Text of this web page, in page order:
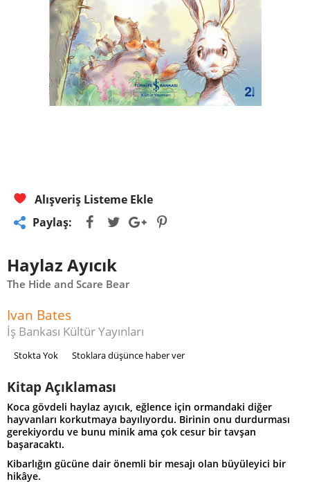
Alışveriş Listeme Ekle
Paylaş:
Haylaz Ayıcık
The Hide and Scare Bear
Ivan Bates
İş Bankası Kültür Yayınları
Stokta Yok Stoklara düşünce haber ver
Kitap Açıklaması
Koca gövdeli haylaz ayıcık, eğlence için ormandaki diğer
hayvanları korkutmaya bayılıyordu. Birinin onu durdurması
gerekiyordu ve bunu minik ama çok cesur bir tavşan
başaracaktı.
Kibarlığın gücüne dair önemli bir mesajı olan büyüleyici bir
hikâye.